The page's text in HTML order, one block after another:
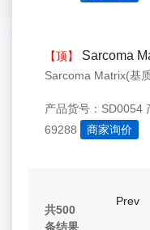
【顶】 Sarcoma
产品货号：SD0054
69288
商家询价
共500
条结果
Prev